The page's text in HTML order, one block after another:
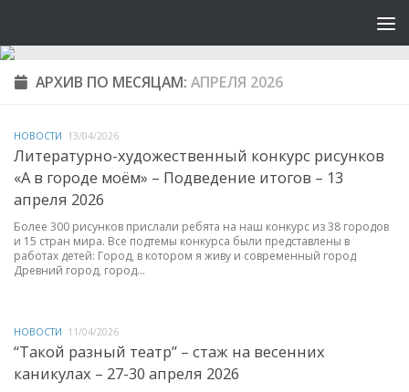
АРХИВ ПО МЕСЯЦАМ: АПРЕЛЯ 2026
НОВОСТИ 13/04/2026
Литературно-художественный конкурс рисунков
«А в городе моём» – Подведение итогов – 13
апреля 2026
Более 300 рисунков прислали ребята на наш конкурс из 38 городов
и 15 стран мира. Все подтемы конкурса были представлены в
работах детей: Город, в котором я живу и современный город
Древний город, город...
НОВОСТИ 11/04/2026
“Такой разный театр” – стаж на весенних
каникулах – 27-30 апреля 2026